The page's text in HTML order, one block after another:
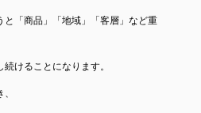
と「商品」「地域」「客層」など重
けることになります。